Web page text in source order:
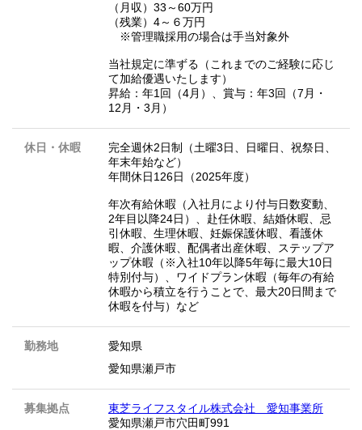
（月収）33～60万円
（残業）4～６万円
※管理職採用の場合は手当対象外
当社規定に準ずる（これまでのご経験に応じ
て加給優遇いたします）
昇給：年1回（4月）、賞与：年3回（7月・
12月・3月）
休日・休暇
完全週休2日制（土曜3日、日曜日、祝祭日、
年末年始など）
年間休日126日（2025年度）
年次有給休暇（入社月により付与日数変動、
2年目以降24日）、赴任休暇、結婚休暇、忌
引休暇、生理休暇、妊娠保護休暇、看護休
暇、介護休暇、配偶者出産休暇、ステップア
ップ休暇（※入社10年以降5年毎に最大10日
特別付与）、ワイドプラン休暇（毎年の有給
休暇から積立を行うことで、最大20日間まで
休暇を付与）など
勤務地
愛知県
愛知県瀬戸市
募集拠点
東芝ライフスタイル株式会社 愛知事業所
愛知県瀬戸市穴田町991